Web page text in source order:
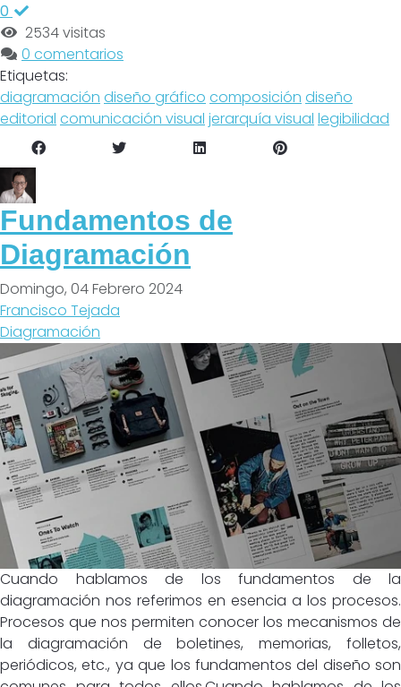
0
2534 visitas
0 comentarios
Etiquetas:
diagramación diseño gráfico composición diseño
editorial comunicación visual jerarquía visual legibilidad
Fundamentos de
Diagramación
Domingo, 04 Febrero 2024
Francisco Tejada
Diagramación
Cuando hablamos de los fundamentos de la
diagramación nos referimos en esencia a los procesos.
Procesos que nos permiten conocer los mecanismos de
la diagramación de boletines, memorias, folletos,
periódicos, etc., ya que los fundamentos del diseño son